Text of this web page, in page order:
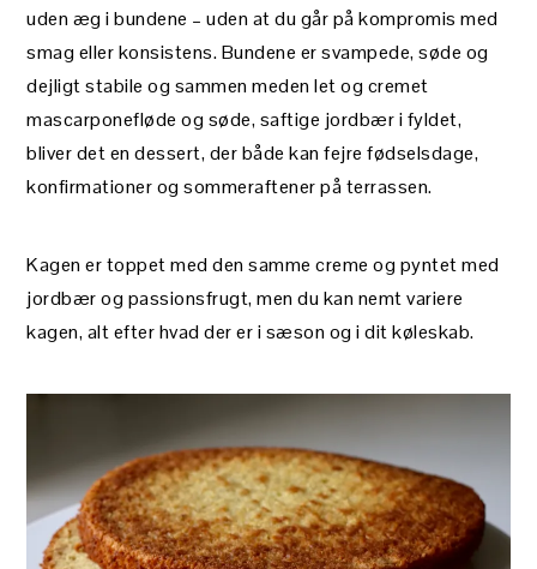
uden æg i bundene – uden at du går på kompromis med
smag eller konsistens. Bundene er svampede, søde og
dejligt stabile og sammen meden let og cremet
mascarponefløde og søde, saftige jordbær i fyldet,
bliver det en dessert, der både kan fejre fødselsdage,
konfirmationer og sommeraftener på terrassen.
Kagen er toppet med den samme creme og pyntet med
jordbær og passionsfrugt, men du kan nemt variere
kagen, alt efter hvad der er i sæson og i dit køleskab.